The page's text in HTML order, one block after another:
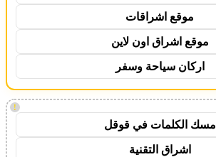
موقع اشراقات
موقع اشراق اون لاين
اركان سياحة وسفر
!
مسك الكلمات في قوقل
اشراق التقنية